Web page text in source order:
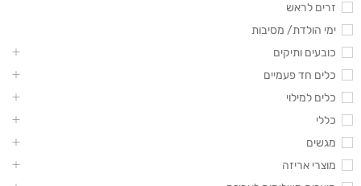
זרים לראש
ימי הולדת/ מסיבות
כובעים ותיקים
כלים חד פעמיים
כלים למילוי
כללי
מגשים
מוצרי אריזה